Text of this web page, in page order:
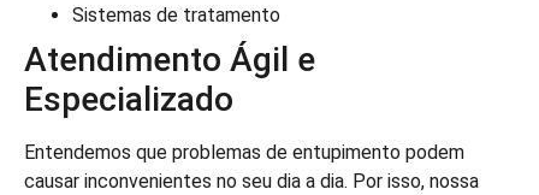
Sistemas de tratamento
Atendimento Ágil e
Especializado
Entendemos que problemas de entupimento podem
causar inconvenientes no seu dia a dia. Por isso, nossa